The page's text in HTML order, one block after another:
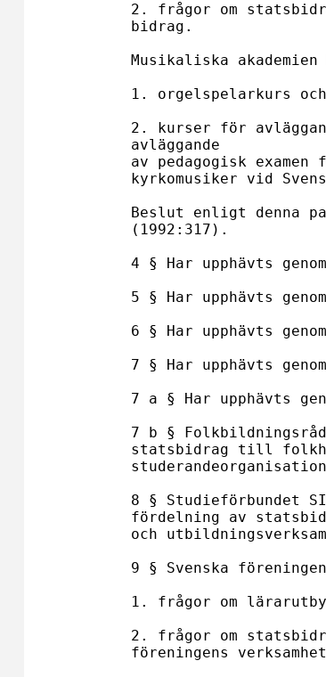
2. frågor om
bidrag.
Musikaliska akademien
1. orgelspelarkurs och
2. kurser för
avläggande
av pedagogisk
kyrkomusiker vid
Beslut enligt denna
(1992:317).
4 § Har upphävts
5 § Har upphävts
6 § Har upphävts
7 § Har upphävts
7 a § Har upphävts
7 b §
statsbidrag till
8 § Studieförbundet
fördelning av
och
9 § Svenska
1. frågor om
2. frågor om
föreningens